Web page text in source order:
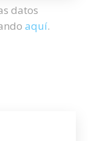
datos
aquí.